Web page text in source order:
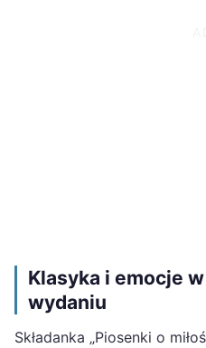
Klasyka i emocje
wydaniu
Składanka „Piosenki o